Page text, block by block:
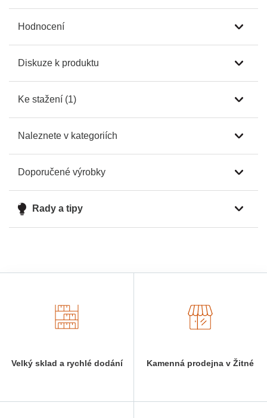
Hodnocení
Diskuze k produktu
Ke stažení (1)
Naleznete v kategoriích
Doporučené výrobky
Rady a tipy
Velký sklad a rychlé dodání Kamenná prodejna v Žitné